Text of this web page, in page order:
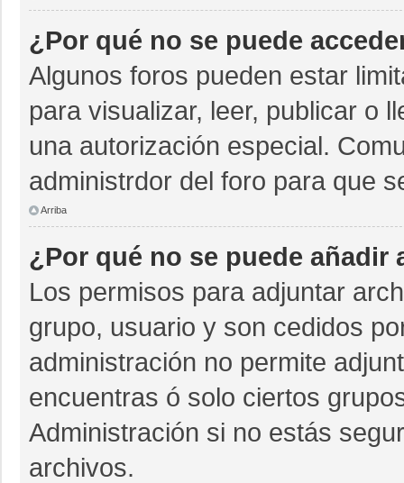
¿Por qué no se puede
Algunos foros pueden estar
para visualizar, leer, publicar o
una autorización especial.
administrdor del foro para que
Arriba
¿Por qué no se puede
Los permisos para adjuntar
grupo, usuario y son cedidos
administración no permite
encuentras ó solo ciertos
Administración si no estás
archivos.